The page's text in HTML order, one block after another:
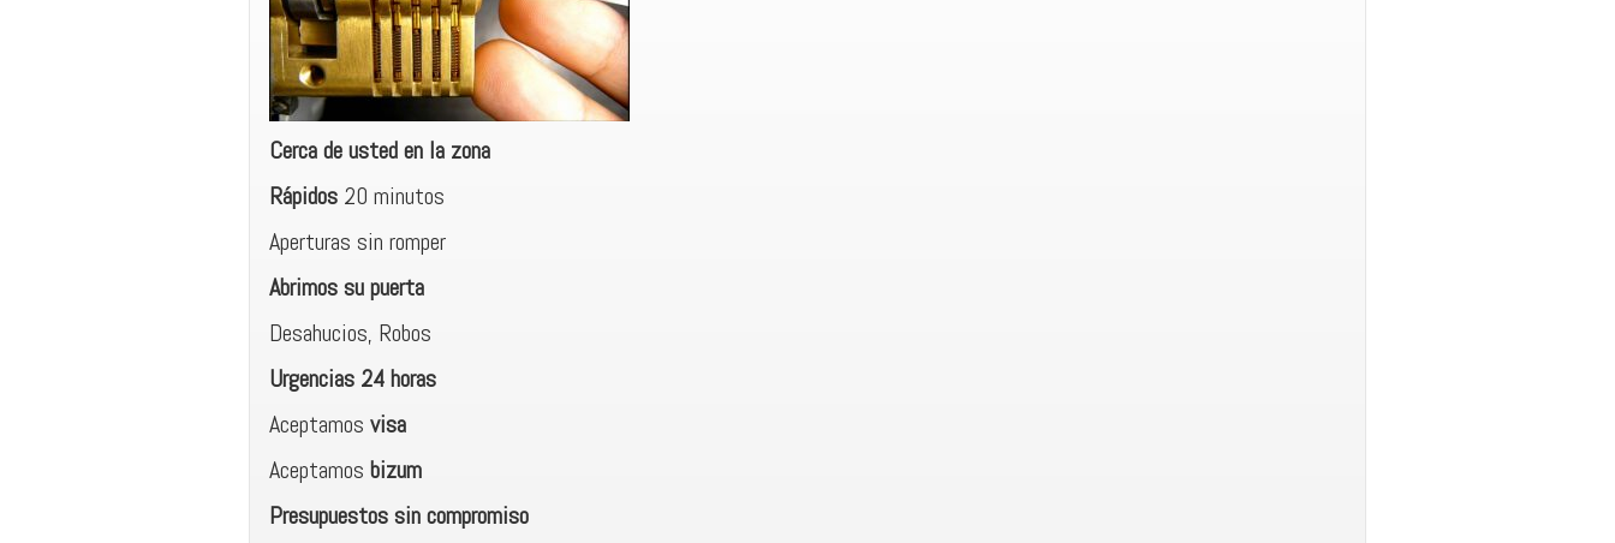
Cerca de usted en la zona
Rápidos 20 minutos
Aperturas sin romper
Abrimos su puerta
Desahucios, Robos
Urgencias 24 horas
Aceptamos visa
Aceptamos bizum
Presupuestos sin compromiso